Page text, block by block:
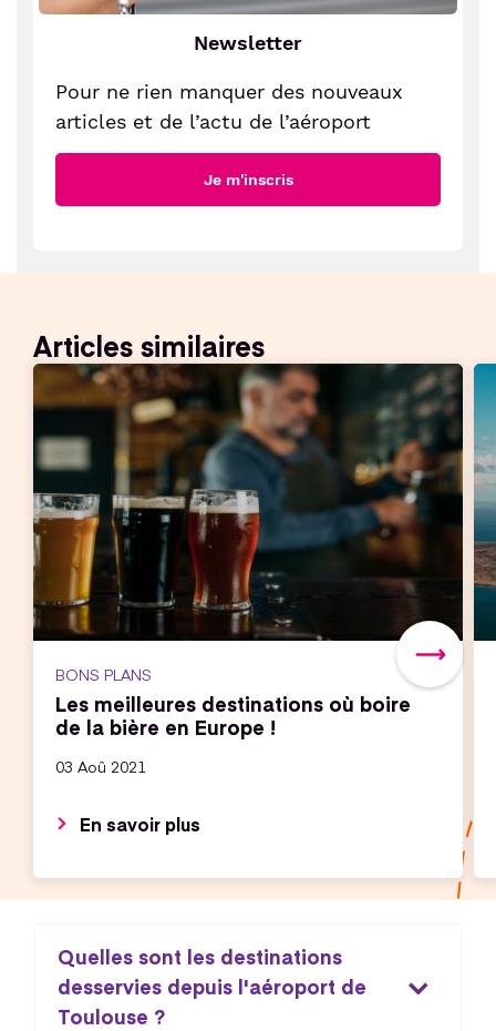
Newsletter
Pour ne rien manquer des nouveaux
articles et de l’actu de l’aéroport
Je m'inscris
Articles similaires
BONS PLANS
Les meilleures destinations où boire
de la bière en Europe !
03 Aoû 2021
En savoir plus
Quelles sont les destinations
desservies depuis l'aéroport de
Toulouse ?